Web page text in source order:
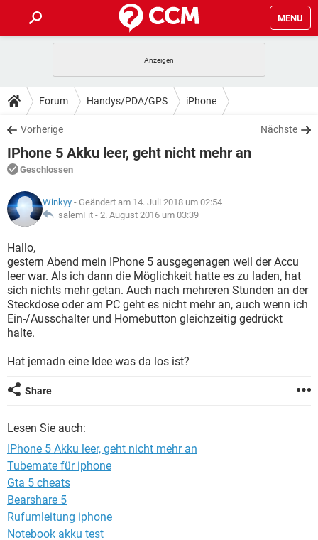
MENU
ANDROID IOS
WINDOWS 10
WHATSAPP TIKTOK
FACEBOOK
TIPPS & TRICKS
SPIELE STREAMING
WINDOWS 10
WHATSAPP
FACEBOOK HARDWARE
DOWNLOADS
SPIELE STREAMING
ANDROID
WINDOWS 10 INSTAGRAM
WHATSAPP
FACEBOOK
FORUM
SPIELE
ANDROID IOS
WHATSAPP TIKTOK
FACEBOOK HARDWARE
LEXIKON
SPIELE
ANDROID
WINDOWS 10 INSTAGRAM
WHATSAPP TIKTOK
FACEBOOK HARDWARE
Forum Handys/PDA/GPS iPhone
Vorherige Nächste
IPhone 5 Akku leer, geht nicht mehr an
Geschlossen
Winkyy - Geändert am 14. Juli 2018 um 02:54
salemFit - 2. August 2016 um 03:39
Hallo,
gestern Abend mein IPhone 5 ausgegenagen weil der Accu
leer war. Als ich dann die Möglichkeit hatte es zu laden, hat
sich nichts mehr getan. Auch nach mehreren Stunden an der
Steckdose oder am PC geht es nicht mehr an, auch wenn ich
Ein-/Ausschalter und Homebutton gleichzeitig gedrückt
halte.
Hat jemadn eine Idee was da los ist?
Share
Lesen Sie auch:
IPhone 5 Akku leer, geht nicht mehr an
Tubemate für iphone
Gta 5 cheats
Bearshare 5
Rufumleitung iphone
Notebook akku test